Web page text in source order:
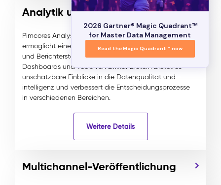
Analytik und Berichterstattung
Pimcores Analyse- und Berichterstattungsfunktion
ermöglicht eine robuste Datenanalyse, Überwachung
und Berichterstattung. Durch die Nutzung integrierter
Dashboards und Tools von Drittanbietern bietet es
unschätzbare Einblicke in die Datenqualität und -
intelligenz und verbessert die Entscheidungsprozesse
in verschiedenen Bereichen.
Weitere Details
Multichannel-Veröffentlichung
2026 Gartner® Magic Quadrant™
for Master Data Management
Read the Magic Quadrant™ now